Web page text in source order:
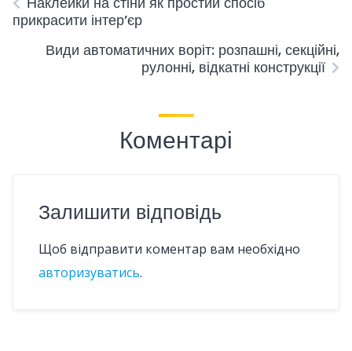
прикрасити інтер’єр
Види автоматичних воріт: розпашні, секційні,
рулонні, відкатні конструкції
Коментарі
Залишити відповідь
Щоб відправити коментар вам необхідно
авторизуватись.